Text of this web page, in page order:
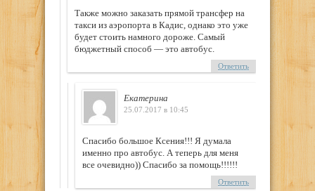
Также можно заказать прямой трансфер на
такси из аэропорта в Кадис, однако это уже
будет стоить намного дороже. Самый
бюджетный способ — это автобус.
Ответить
Екатерина
25.07.2017 в 10:45
Спасибо большое Ксения!!! Я думала
именно про автобус. А теперь для меня
все очевидно)) Спасибо за помощь!!!!!!
Ответить